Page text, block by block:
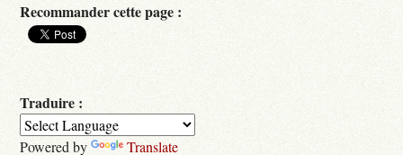
Recommander cette page :
Traduire :
Powered by Translate